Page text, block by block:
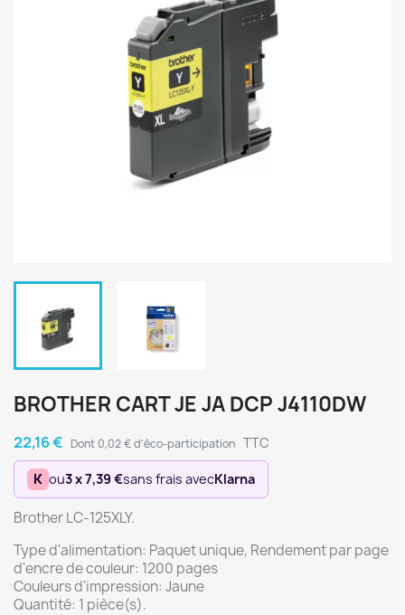
BROTHER CART JE JA DCP J4110DW
22,16 € Dont 0,02 € d'éco-participation TTC
K ou3 x 7,39 €sans frais avecKlarna
Brother LC-125XLY.
Type d'alimentation: Paquet unique, Rendement par page
d'encre de couleur: 1200 pages
Couleurs d'impression: Jaune
Quantité: 1 pièce(s).